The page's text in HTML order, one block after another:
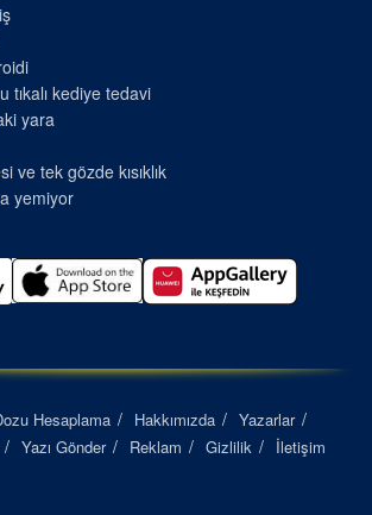
tıkalı kediye tedavi
yara
ve tek gözde kısıklık
yemiyor
Hesaplama Hakkımızda
Yazarlar
Yazı Gönder Reklam Gizlilik İletişim